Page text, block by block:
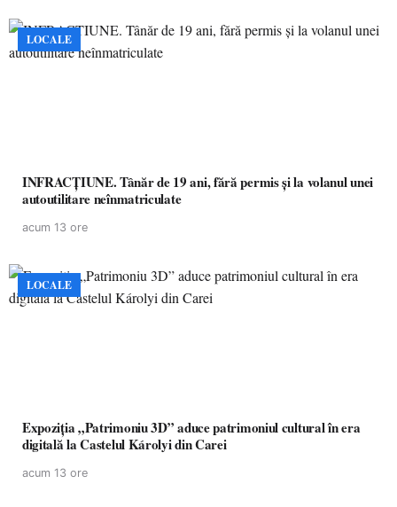
LOCALE
INFRACȚIUNE. Tânăr de 19 ani, fără permis și la volanul unei
autoutilitare neînmatriculate
acum 13 ore
LOCALE
Expoziția „Patrimoniu 3D” aduce patrimoniul cultural în era
digitală la Castelul Károlyi din Carei
acum 13 ore